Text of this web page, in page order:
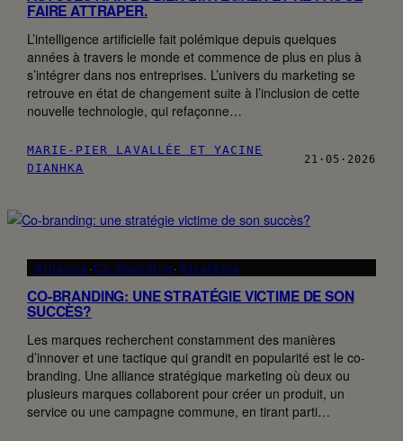
FAIRE ATTRAPER.
L’intelligence artificielle fait polémique depuis quelques
années à travers le monde et commence de plus en plus à
s’intégrer dans nos entreprises. L’univers du marketing se
retrouve en état de changement suite à l’inclusion de cette
nouvelle technologie, qui refaçonne…
MARIE-PIER LAVALLÉE ET YACINE
DIANHKA
21·05·2026
Alliance·Co-branding·Stratégie
CO-BRANDING: UNE STRATÉGIE VICTIME DE SON
SUCCÈS?
Les marques recherchent constamment des manières
d’innover et une tactique qui grandit en popularité est le co-
branding. Une alliance stratégique marketing où deux ou
plusieurs marques collaborent pour créer un produit, un
service ou une campagne commune, en tirant parti…